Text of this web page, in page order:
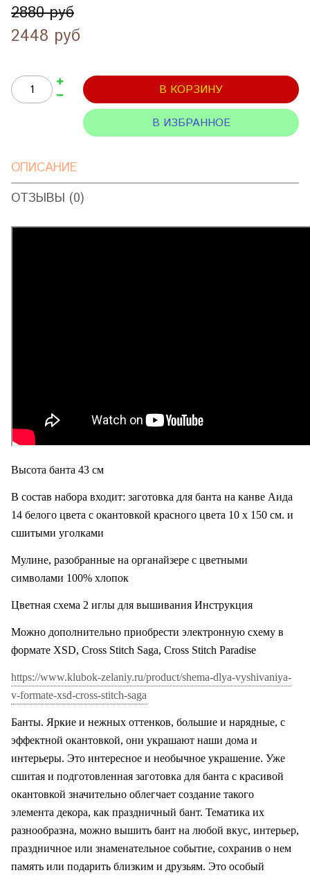
2880 руб
2448 руб
В КОРЗИНУ
В ИЗБРАННОЕ
ОПИСАНИЕ
ОТЗЫВЫ (0)
Высота банта 43 см
В состав набора входит: заготовка для банта на канве Аида
14 белого цвета с окантовкой красного цвета 10 х 150 см. и
сшитыми уголками
Мулине, разобранные на органайзере с цветными
символами 100% хлопок
Цветная схема 2 иглы для вышивания Инструкция
Можно дополнительно приобрести электронную схему в
формате XSD, Cross Stitch Saga, Cross Stitch Paradise
https://www.klubok-zelaniy.ru/product/shema-dlya-vyshivaniya-
v-formate-xsd-cross-stitch-saga
Банты. Яркие и нежных оттенков, большие и нарядные, с
эффектной окантовкой, они украшают наши дома и
интерьеры. Это интересное и необычное украшение. Уже
сшитая и подготовленная заготовка для банта с красивой
окантовкой значительно облегчает создание такого
элемента декора, как праздничный бант. Тематика их
разнообразна, можно вышить бант на любой вкус, интерьер,
праздничное или знаменательное событие, сохранив о нем
память или подарить близким и друзьям. Это особый